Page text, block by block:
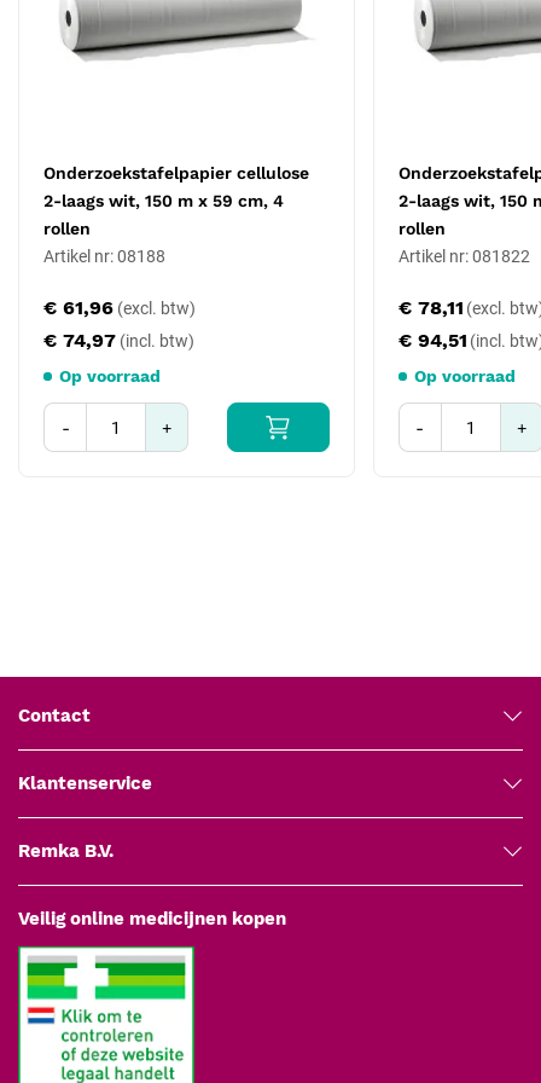
Onderzoekstafelpapier cellulose
2-laags wit, 150 m x 59 cm, 4
rollen
Artikel nr: 08188
€ 74,97
€ 61,96
Op voorraad
- +
2-laags wit, 150
rollen
Artikel nr: 081822
€ 94,51
€ 78,11
Op voorraad
- +
Contact
Klantenservice
Remka B.V.
Veilig online medicijnen kopen